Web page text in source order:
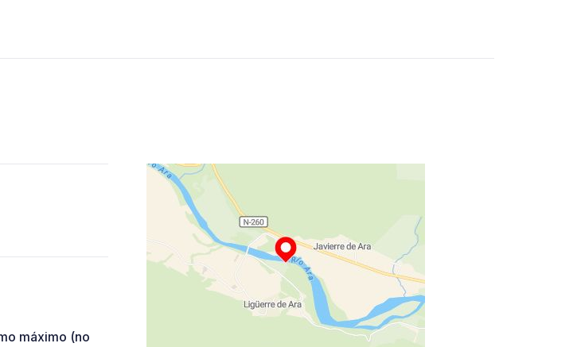
máximo (no